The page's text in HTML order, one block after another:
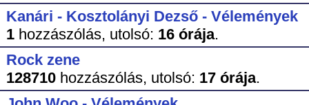
Kanári - Kosztolányi Dezső - Vélemények
1hozzászólás, utolsó: 16 órája.
Rock zene
128710hozzászólás, utolsó: 17 órája.